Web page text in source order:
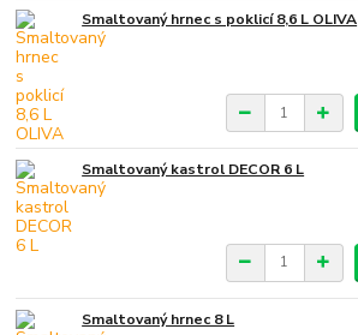
Smaltovaný hrnec s poklicí 8,6 L OLIVA
Smaltovaný kastrol DECOR 6 L
Smaltovaný hrnec 8 L